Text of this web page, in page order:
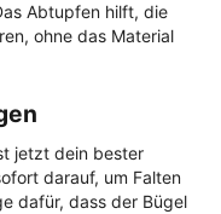
Abtupfen hilft, die
ohne das Material
jetzt dein bester
darauf, um Falten
dafür, dass der Bügel